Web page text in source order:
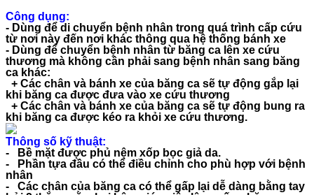
Công dụng:
- Dùng để di chuyển bệnh nhân trong quá trình cấp cứu
từ nơi này đến nơi khác thông qua hệ thống bánh xe
- Dùng để chuyển bệnh nhân từ băng ca lên xe cứu
thương mà không cần phải sang bệnh nhân sang băng
ca khác:
+ Các chân và bánh xe của băng ca sẽ tự động gắp lại
khi băng ca được đưa vào xe cứu thương
+ Các chân và bánh xe của băng ca sẽ tự động bung ra
khi băng ca được kéo ra khỏi xe cứu thương.
Thông số kỹ thuật:
- Bề mặt được phủ nệm xốp bọc giả da.
- Phần tựa đầu có thể điều chỉnh cho phù hợp với bệnh
nhân
- Các chân của băng ca có thể gấp lại dễ dàng bằng tay